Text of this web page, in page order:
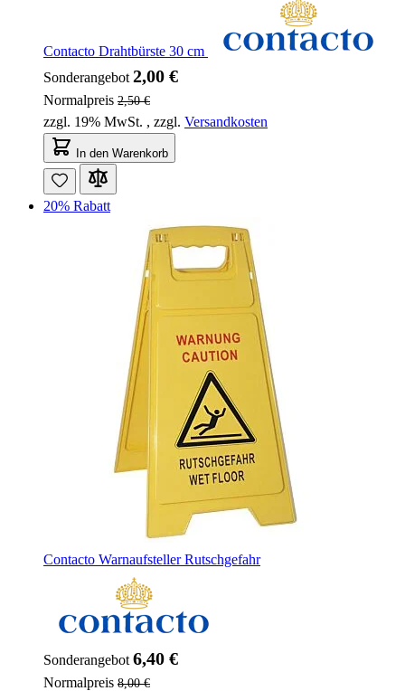
Contacto Drahtbürste 30 cm
Sonderangebot 2,00 €
Normalpreis 2,50 €
zzgl. 19% MwSt. , zzgl. Versandkosten
In den Warenkorb
20% Rabatt
Contacto Warnaufsteller Rutschgefahr
Sonderangebot 6,40 €
Normalpreis 8,00 €